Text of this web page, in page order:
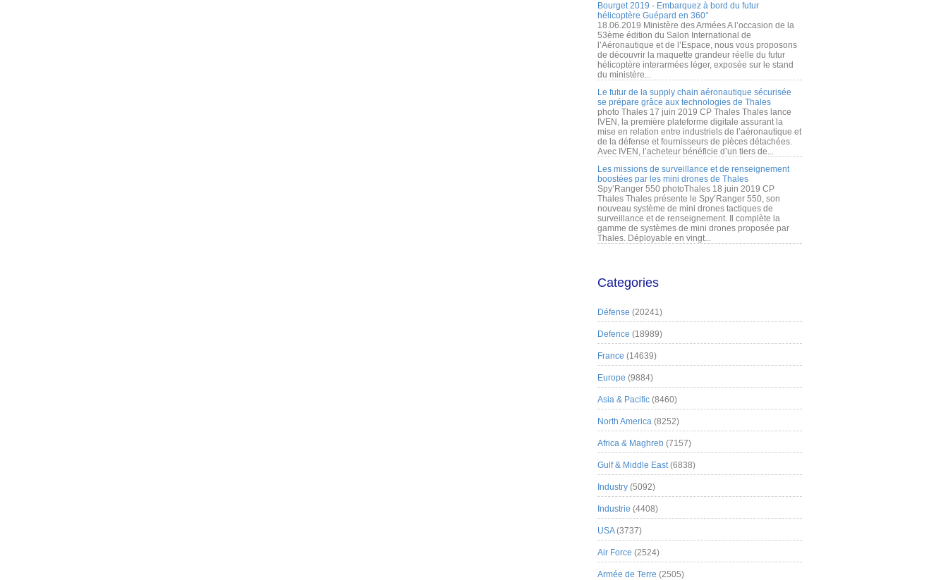
Bourget 2019 - Embarquez à bord du futur
hélicoptère Guépard en 360°
18.06.2019 Ministère des Armées A l’occasion de la
53ème édition du Salon International de
l’Aéronautique et de l’Espace, nous vous proposons
de découvrir la maquette grandeur réelle du futur
hélicoptère interarmées léger, exposée sur le stand
du ministère...
Le futur de la supply chain aéronautique sécurisée
se prépare grâce aux technologies de Thales
photo Thales 17 juin 2019 CP Thales Thales lance
IVEN, la première plateforme digitale assurant la
mise en relation entre industriels de l’aéronautique et
de la défense et fournisseurs de pièces détachées.
Avec IVEN, l’acheteur bénéficie d’un tiers de...
Les missions de surveillance et de renseignement
boostées par les mini drones de Thales
Spy’Ranger 550 photoThales 18 juin 2019 CP
Thales Thales présente le Spy’Ranger 550, son
nouveau système de mini drones tactiques de
surveillance et de renseignement. Il complète la
gamme de systèmes de mini drones proposée par
Thales. Déployable en vingt...
Categories
Défense (20241)
Defence (18989)
France (14639)
Europe (9884)
Asia & Pacific (8460)
North America (8252)
Africa & Maghreb (7157)
Gulf & Middle East(6838)
Industry (5092)
Industrie (4408)
USA(3737)
Air Force (2524)
Armée de Terre (2505)